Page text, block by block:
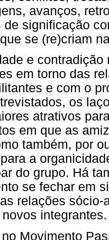
avanços,
de significação
se (re)criam
e
em torno das
e com o
os
atrativos
em que as
também, por
a
do grupo. Há
se fechar em
relações
integrantes.
Movimento